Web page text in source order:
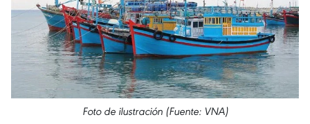
Foto de ilustración (Fuente: VNA)